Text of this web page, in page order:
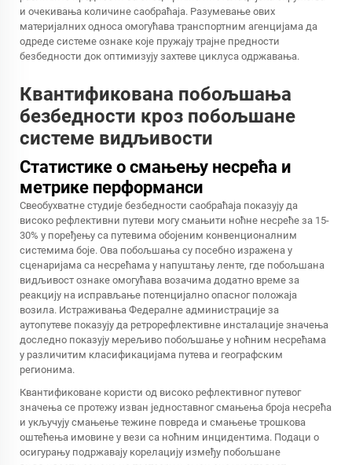
и очекивања количине саобраћаја. Разумевање ових
материјалних односа омогућава транспортним агенцијама да
одреде системе ознаке које пружају трајне предности
безбедности док оптимизују захтеве циклуса одржавања.
Квантификована побољшања
безбедности кроз побољшане
системе видљивости
Статистике о смањењу несрећа и
метрике перформанси
Свеобухватне студије безбедности саобраћаја показују да
високо рефлективни путеви могу смањити ноћне несреће за 15-
30% у поређењу са путевима обојеним конвенционалним
системима боје. Ова побољшања су посебно изражена у
сценаријама са несрећама у напуштању ленте, где побољшана
видљивост ознаке омогућава возачима додатно време за
реакцију на исправљање потенцијално опасног положаја
возила. Истраживања Федералне администрације за
аутопутеве показују да ретрорефлективне инсталације значења
доследно показују мерељиво побољшање у ноћним несрећама
у различитим класификацијама путева и географским
регионима.
Квантификоване користи од високо рефлективног путевог
значења се протежу изван једноставног смањења броја несрећа
и укључују смањење тежине повреда и смањење трошкова
оштећења имовине у вези са ноћним инцидентима. Подаци о
осигурању подржавају корелацију између побољшане